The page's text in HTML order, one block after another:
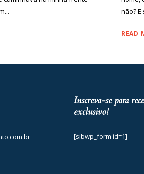
não? E
READ
Inscreva-se para
exclusivo!
[sibwp_form id=1]